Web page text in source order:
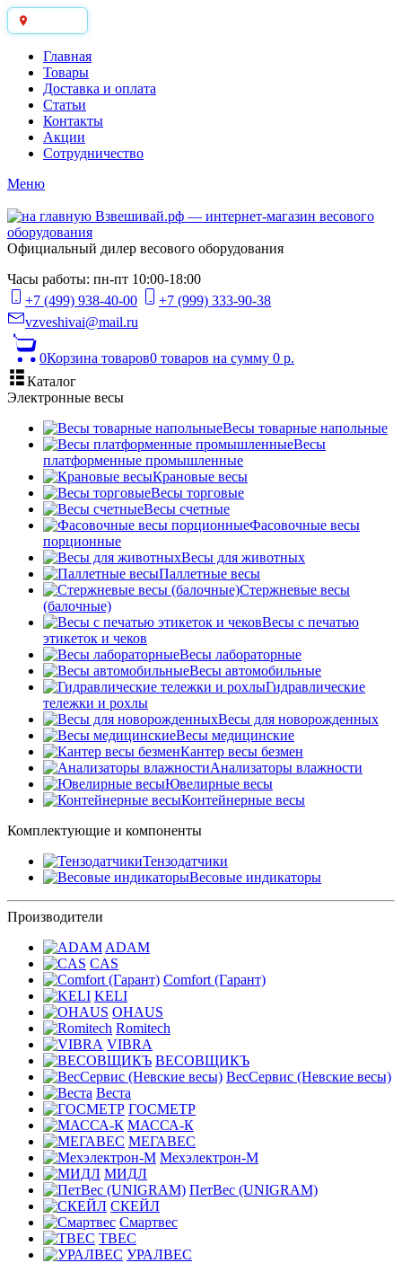
Главная
Товары
Доставка и оплата
Статьи
Контакты
Акции
Сотрудничество
Меню
Официальный дилер весового оборудования
Часы работы: пн-пт 10:00-18:00
+7 (499) 938-40-00
+7 (999) 333-90-38
vzveshivai@mail.ru
0Корзина товаров0 товаров на сумму 0 р.
Каталог
Электронные весы
Весы товарные напольные
Весы
платформенные промышленные
Крановые весы
Весы торговые
Весы счетные
Фасовочные весы
порционные
Весы для животных
Паллетные весы
Стержневые весы
(балочные)
Весы c печатью
этикеток и чеков
Весы лабораторные
Весы автомобильные
Гидравлические
тележки и рохлы
Весы для новорожденных
Весы медицинские
Кантер весы безмен
Анализаторы влажности
Ювелирные весы
Контейнерные весы
Комплектующие и компоненты
Тензодатчики
Весовые индикаторы
Производители
ADAM
CAS
Comfort (Гарант)
KELI
OHAUS
Romitech
VIBRA
ВЕСОВЩИКЪ
ВесСервис (Невские весы)
Веста
ГОСМЕТР
МАССА-К
МЕГАВЕС
Мехэлектрон-М
МИДЛ
ПетВес (UNIGRAM)
СКЕЙЛ
Смартвес
ТВЕС
УРАЛВЕС